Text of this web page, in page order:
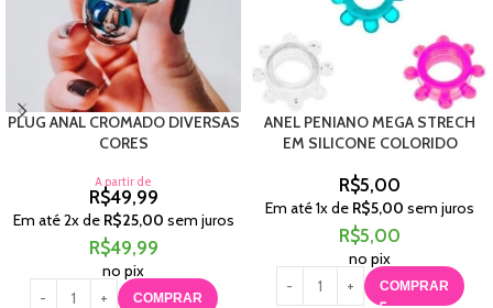
PLUG ANAL CROMADO DIVERSAS
CORES
A partir de
R$49,99
Em até2x de R$25,00 sem juros
R$49,99
no pix
COMPRAR
ANEL PENIANO MEGA STRECH
EM SILICONE COLORIDO
R$5,00
Em até1x de R$5,00 sem juros
R$5,00
no pix
COMPRAR